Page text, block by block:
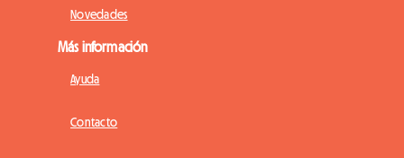
Novedades
Más información
Ayuda
Contacto